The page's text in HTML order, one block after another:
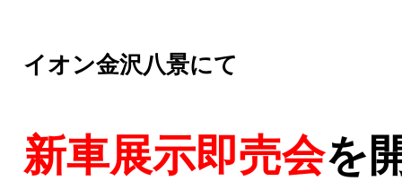
イオン金沢八景にて
新車展示即売会を